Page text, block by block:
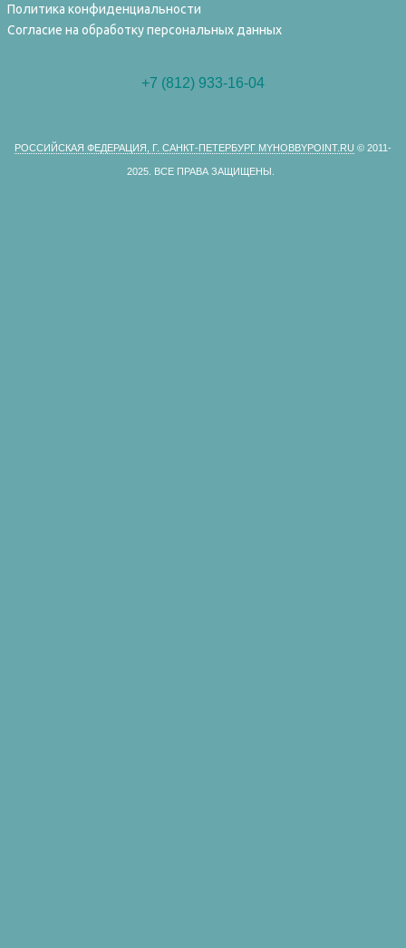
Политика конфиденциальности
Согласие на обработку персональных данных
+7 (812) 933-16-04
РОССИЙСКАЯ ФЕДЕРАЦИЯ, Г. САНКТ-ПЕТЕРБУРГ MYHOBBYPOINT.RU © 2011-
2025. ВСЕ ПРАВА ЗАЩИЩЕНЫ.